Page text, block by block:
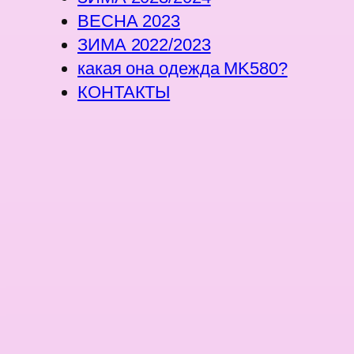
ВЕСНА 2023
ЗИМА 2022/2023
какая она одежда MK580?
КОНТАКТЫ